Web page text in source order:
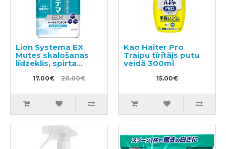
Lion Systema EX
Mutes skalošanas
līdzeklis, spirta
saturošs 900ml
17.00€ 20.00€
Kao Haiter Pro
Traipu tīrītājs putu
veidā 300ml
15.00€